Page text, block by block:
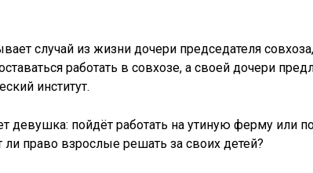
случай из жизни дочери председателя
работать в совхозе, а своей дочери
институт.
девушка: пойдёт работать на утиную ферму или
право взрослые решать за своих детей?